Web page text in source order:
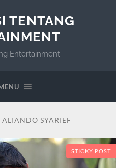
TENTANG
Entertainment
ALIANDO SYARIEF
STICKY POST